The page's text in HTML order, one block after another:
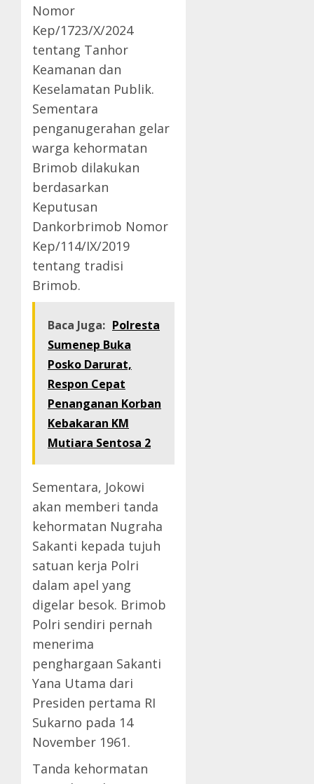
Nomor
Kep/1723/X/2024
tentang Tanhor
Keamanan dan
Keselamatan Publik.
Sementara
penganugerahan gelar
warga kehormatan
Brimob dilakukan
berdasarkan
Keputusan
Dankorbrimob Nomor
Kep/114/IX/2019
tentang tradisi
Brimob.
Baca Juga: Polresta
Sumenep Buka
Posko Darurat,
Respon Cepat
Penanganan Korban
Kebakaran KM
Mutiara Sentosa 2
Sementara, Jokowi
akan memberi tanda
kehormatan Nugraha
Sakanti kepada tujuh
satuan kerja Polri
dalam apel yang
digelar besok. Brimob
Polri sendiri pernah
menerima
penghargaan Sakanti
Yana Utama dari
Presiden pertama RI
Sukarno pada 14
November 1961.
Tanda kehormatan